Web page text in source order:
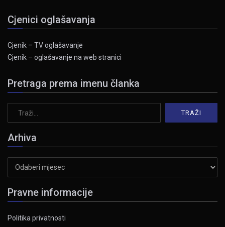
Cjenici oglašavanja
Cjenik – TV oglašavanje
Cjenik – oglašavanje na web stranici
Pretraga prema imenu članka
Arhiva
Pravne informacije
Politika privatnosti